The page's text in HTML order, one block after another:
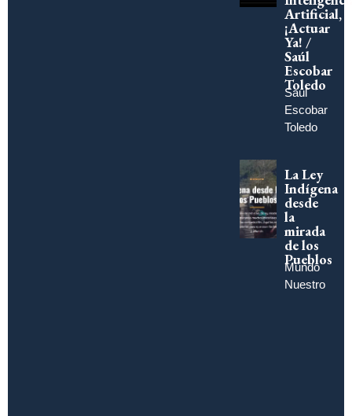
Artificial,
¡Actuar
Ya! /
Saúl
Escobar
Toledo
Saúl
Escobar
Toledo
La Ley
Indígena
desde
la
mirada
de los
Pueblos
Mundo
Nuestro